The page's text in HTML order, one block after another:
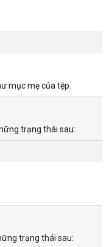
mục mẹ của tệp.
trạng thái sau:
trạng thái sau: